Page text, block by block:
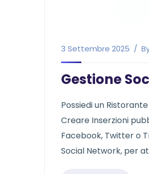
3 Settembre 2025
Gestione
Possiedi un
Creare Inserzioni
Facebook, Twitter o
Social Network, per